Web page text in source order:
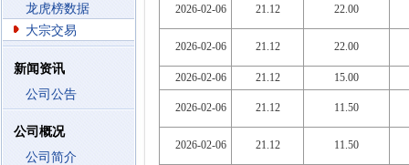
龙虎榜数据
大宗交易
新闻资讯
公司公告
公司概况
公司简介
2026-02-06 21.12 22.00
2026-02-06 21.12 22.00
2026-02-06 21.12 15.00
2026-02-06 21.12 11.50
2026-02-06 21.12 11.50